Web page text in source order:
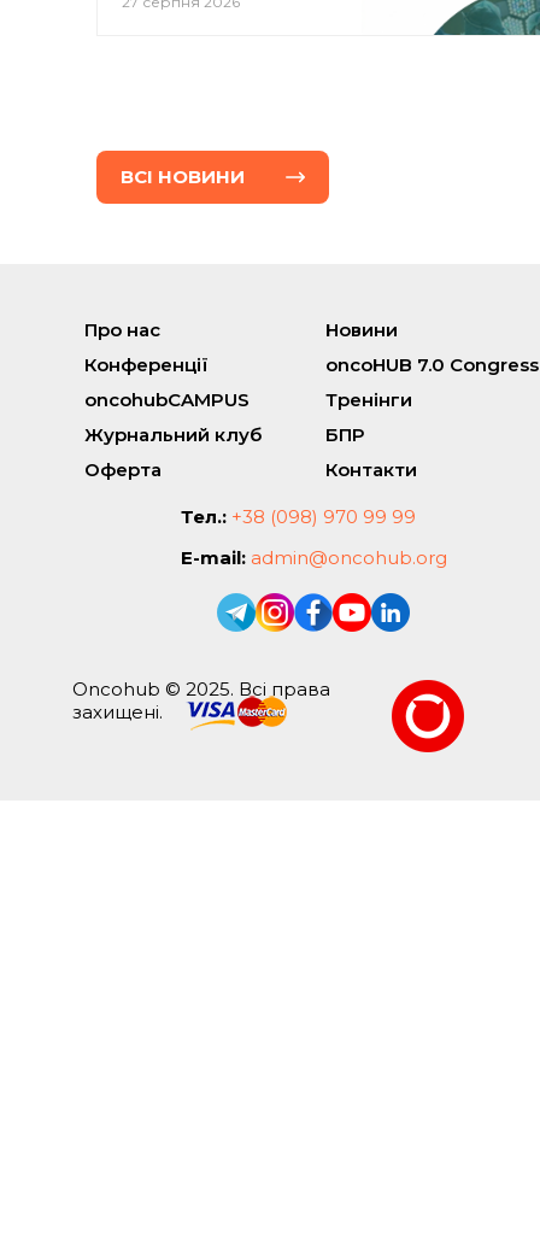
ВСI НОВИНИ
Про нас
Новини
Конференції
oncoHUB 7.0 Congress
oncohubCAMPUS
Тренінги
Журнальний клуб
БПР
Оферта
Контакти
Тел.: +38 (098) 970 99 99
E-mail: admin@oncohub.org
Oncohub © 2025. Всі права
захищені.